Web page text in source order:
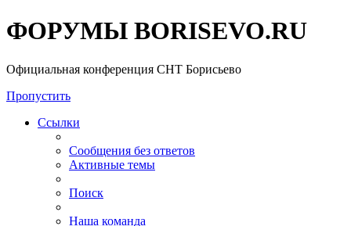
ФОРУМЫ BORISEVO.RU
Официальная конференция СНТ Борисьево
Пропустить
Ссылки
Сообщения без ответов
Активные темы
Поиск
Наша команда